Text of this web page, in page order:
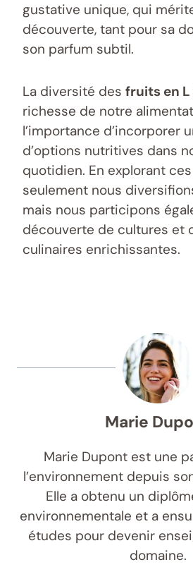
gustative unique, qui
découverte, tant pour sa
son parfum subtil.
La diversité des fruits en L
richesse de notre
l’importance d’incorporer
d’options nutritives dans
quotidien. En explorant
seulement nous
mais nous participons
découverte de cultures et
culinaires enrichissantes.
Marie
Marie Dupont est une
l’environnement depuis
Elle a obtenu un
environnementale et a
études pour devenir
domaine.